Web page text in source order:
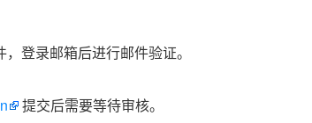
登录邮箱后进行邮件验证。
提交后需要等待审核。